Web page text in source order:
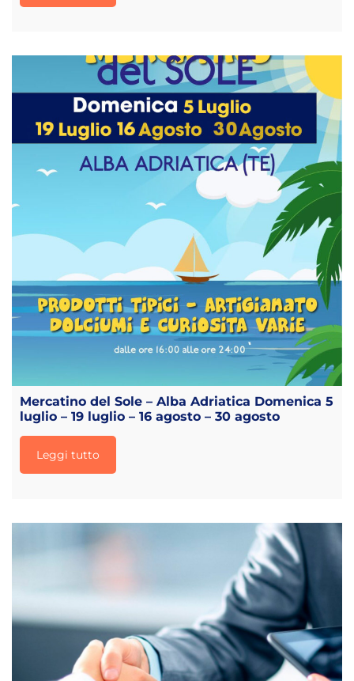
Mercatino del Sole – Alba Adriatica Domenica 5
luglio – 19 luglio – 16 agosto – 30 agosto
Leggi tutto